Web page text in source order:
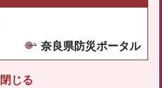
奈良県防災ポータル
閉じる